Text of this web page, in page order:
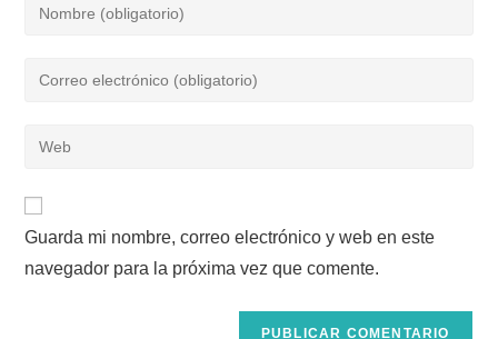
de
para
de
para
comentar
de
tu
web
Guarda mi nombre, correo electrónico y web en este
navegador para la próxima vez que comente.